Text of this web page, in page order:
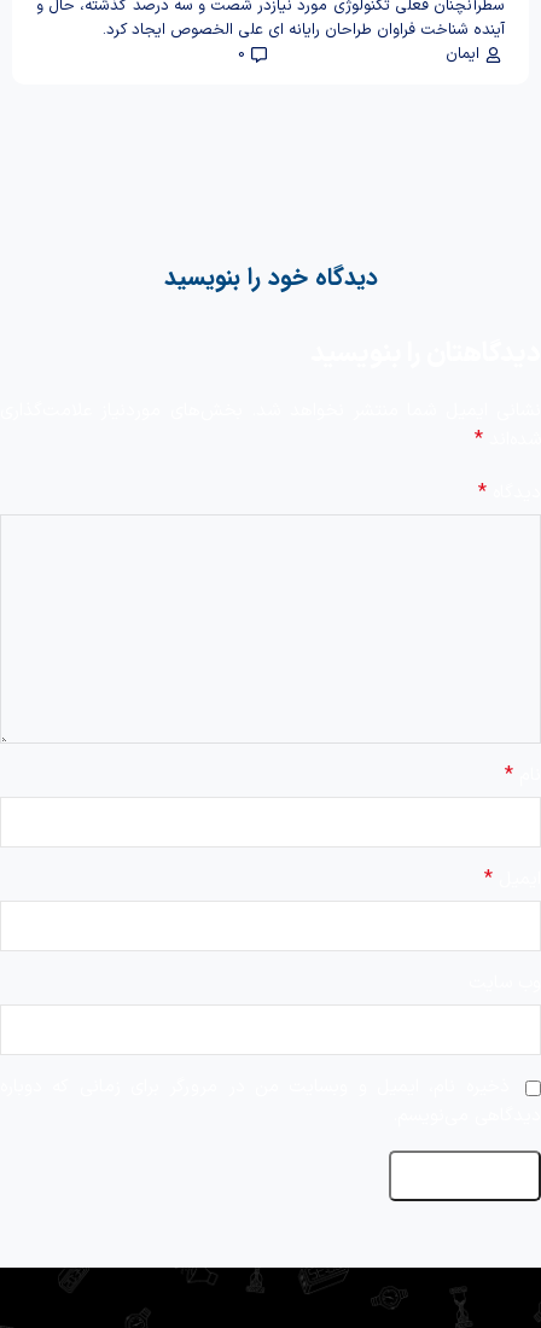
سطرآنچنان فعلی تکنولوژی مورد نیازدر شصت و سه درصد گذشته، حال و
آینده شناخت فراوان طراحان رایانه ای علی الخصوص ایجاد کرد.
ایمان
0
دیدگاه خود را بنویسید
*
*
*
*